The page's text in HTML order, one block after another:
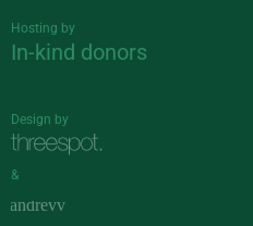
Hosting by
In-kind donors
Design by
&